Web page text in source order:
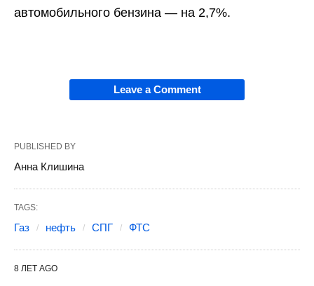
автомобильного бензина — на 2,7%.
Leave a Comment
PUBLISHED BY
Анна Клишина
TAGS:
Газ нефть СПГ ФТС
8 ЛЕТ AGO